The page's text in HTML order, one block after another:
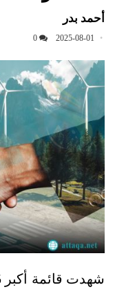
أحمد بدر
2025-08-01
0